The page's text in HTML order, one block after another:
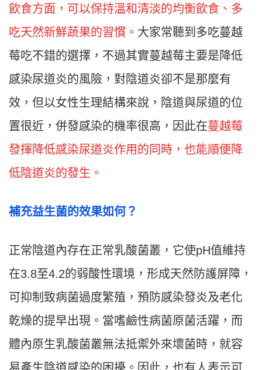
飲食方面，可以保持溫和清淡的均衡飲食、多
吃天然新鮮蔬果的習慣。 大家常聽到多吃蔓越
莓吃不錯的選擇，不過其實蔓越莓主要是降低
感染尿道炎的風險，對陰道炎卻不是那麼有
效，但以女性生理結構來說，陰道與尿道的位
置很近，併發感染的機率很高，因此在蔓越莓
發揮降低感染尿道炎作用的同時，也能順便降
低陰道炎的發生。
補充益生菌的效果如何？
正常陰道內存在正常乳酸菌叢，它使pH值維持
在3.8至4.2的弱酸性環境，形成天然防護屏障，
可抑制致病菌過度繁殖，預防感染發炎及老化
乾燥的提早出現。當嗜鹼性病菌原菌活躍，而
體內原生乳酸菌叢無法抵禦外來壞菌時，就容